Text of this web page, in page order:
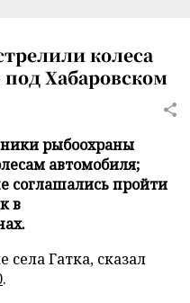
колеса
Хабаровском
рыбоохраны
автомобиля;
соглашались пройти
в
Гатка, сказал
.